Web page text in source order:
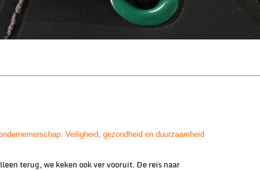
Veiligheid, gezondheid en duurzaamheid
terug, we keken ook ver vooruit. De reis naar